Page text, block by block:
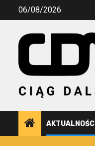
Przejdź06/08/2026
AKTUALNOŚCI